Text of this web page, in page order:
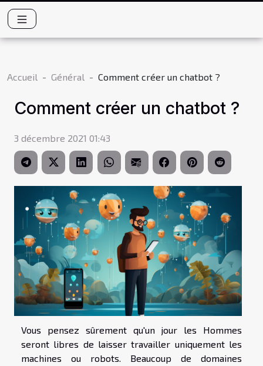
Accueil Général Comment créer un chatbot ?
Comment créer un chatbot ?
3 décembre 2021 01:43
Vous pensez sûrement qu'un jour les Hommes
seront libres de laisser travailler uniquement les
machines ou robots. Beaucoup de domaines